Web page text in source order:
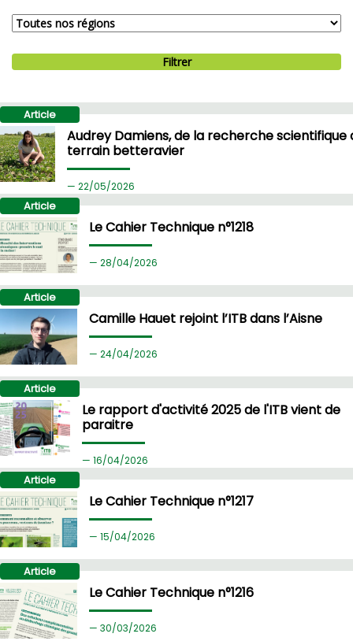
Filtrer
Article
Audrey Damiens, de la recherche scientifique
terrain betteravier
22/05/2026
Article
Le Cahier Technique n°1218
28/04/2026
Article
Camille Hauet rejoint l’ITB dans l’Aisne
24/04/2026
Article
Le rapport d'activité 2025 de l'ITB vient de
paraitre
16/04/2026
Article
Le Cahier Technique n°1217
15/04/2026
Article
Le Cahier Technique n°1216
30/03/2026